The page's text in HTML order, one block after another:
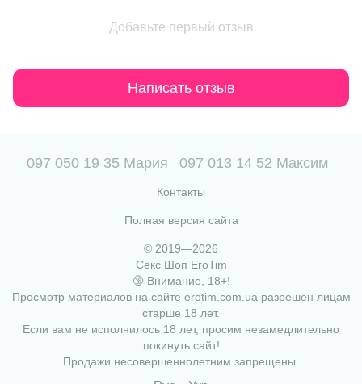
Добавьте первый отзыв
Написать отзыв
097 050 19 35 Мария 097 013 14 52 Максим
Контакты
Полная версия сайта
© 2019—2026
Секс Шоп EroTim
🔞 Внимание, 18+!
Просмотр материалов на сайте erotim.com.ua разрешён лицам
старше 18 лет.
Если вам не исполнилось 18 лет, просим незамедлительно
покинуть сайт!
Продажи несовершеннолетним запрещены.